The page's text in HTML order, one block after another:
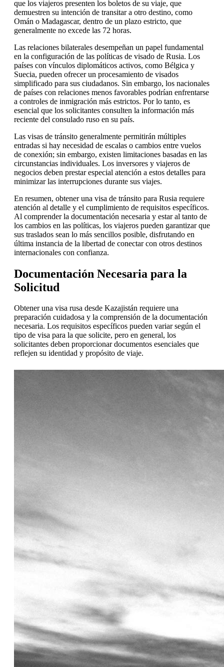
que los viajeros presenten los boletos de su viaje, que
demuestren su intención de transitar a otro destino, como
Omán o Madagascar, dentro de un plazo estricto, que
generalmente no excede las 72 horas.
Las relaciones bilaterales desempeñan un papel fundamental
en la configuración de las políticas de visado de Rusia. Los
países con vínculos diplomáticos activos, como Bélgica y
Suecia, pueden ofrecer un procesamiento de visados
simplificado para sus ciudadanos. Sin embargo, los nacionales
de países con relaciones menos favorables podrían enfrentarse
a controles de inmigración más estrictos. Por lo tanto, es
esencial que los solicitantes consulten la información más
reciente del consulado ruso en su país.
Las visas de tránsito generalmente permitirán múltiples
entradas si hay necesidad de escalas o cambios entre vuelos
de conexión; sin embargo, existen limitaciones basadas en las
circunstancias individuales. Los inversores y viajeros de
negocios deben prestar especial atención a estos detalles para
minimizar las interrupciones durante sus viajes.
En resumen, obtener una visa de tránsito para Rusia requiere
atención al detalle y el cumplimiento de requisitos específicos.
Al comprender la documentación necesaria y estar al tanto de
los cambios en las políticas, los viajeros pueden garantizar que
sus traslados sean lo más sencillos posible, disfrutando en
última instancia de la libertad de conectar con otros destinos
internacionales con confianza.
Documentación Necesaria para la
Solicitud
Obtener una visa rusa desde Kazajistán requiere una
preparación cuidadosa y la comprensión de la documentación
necesaria. Los requisitos específicos pueden variar según el
tipo de visa para la que solicite, pero en general, los
solicitantes deben proporcionar documentos esenciales que
reflejen su identidad y propósito de viaje.